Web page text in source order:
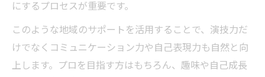
にするプロセスが重要です。
このような地域のサポートを活用することで、演技力だ
けでなくコミュニケーション力や自己表現力も自然と向
上します。プロを目指す方はもちろん、趣味や自己成長